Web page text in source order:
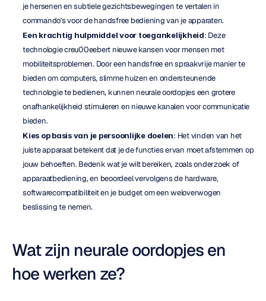
je hersenen en subtiele gezichtsbewegingen te vertalen in
commando's voor de handsfree bediening van je apparaten.
Een krachtig hulpmiddel voor toegankelijkheid: Deze
technologie creu00eebert nieuwe kansen voor mensen met
mobiliteitsproblemen. Door een handsfree en spraakvrije manier te
bieden om computers, slimme huizen en ondersteunende
technologie te bedienen, kunnen neurale oordopjes een grotere
onafhankelijkheid stimuleren en nieuwe kanalen voor communicatie
bieden.
Kies op basis van je persoonlijke doelen: Het vinden van het
juiste apparaat betekent dat je de functies ervan moet afstemmen op
jouw behoeften. Bedenk wat je wilt bereiken, zoals onderzoek of
apparaatbediening, en beoordeel vervolgens de hardware,
softwarecompatibiliteit en je budget om een weloverwogen
beslissing te nemen.
Wat zijn neurale oordopjes en
hoe werken ze?